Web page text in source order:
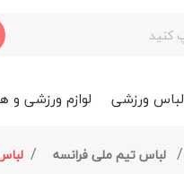
لباس ورزشی لوازم ورزشی و
لباس تیم ملی فرانسه لباس